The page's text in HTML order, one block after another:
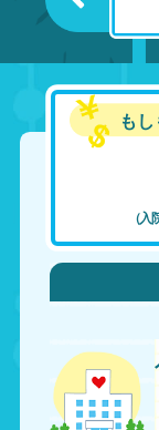
（入院治
入
・高
9
-
そ
・食